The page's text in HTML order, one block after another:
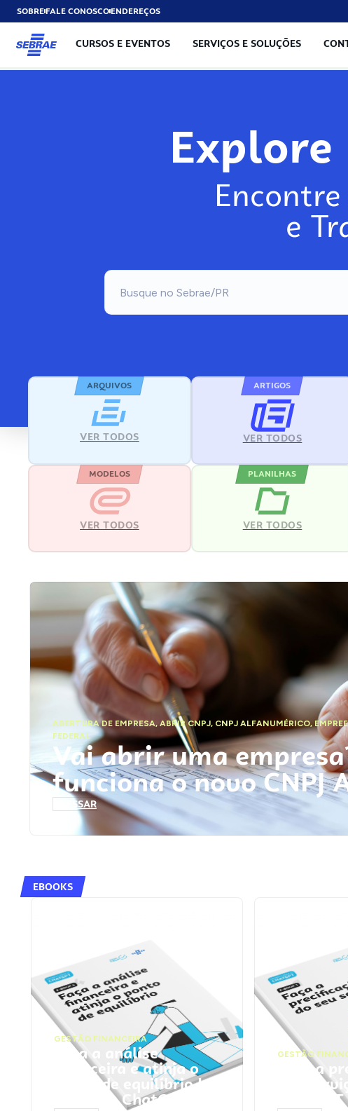
SOBREFALE CONOSCOENDEREÇOS
CURSOS E EVENTOS SERVIÇOS E SOLUÇÕES
Explore
e
ARQUIVOS
VER TODOS
ARTIGOS
VER TODOS
MODELOS
VER TODOS
PLANILHAS
VER TODOS
ABERTURA DE EMPRESA,ABRIR CNPJ, CNPJ ALFANUMÉRICO,
FEDERAL
Vai abrir uma
funciona o novo CNPJ
ACESSAR
EBOOKS
GESTÃO FINANCEIRA
Faça a análise
financeira e atinja o
ponto de equilíbrio |
Prompts ChatGPT
GESTÃO
Faça a
seu
ChatGPT